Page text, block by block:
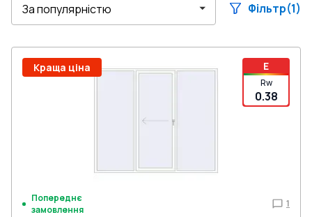
Фільтр(1)
E
Rw
0.38
Краща ціна
Попереднє
замовлення
1